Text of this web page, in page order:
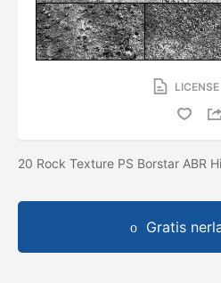
20 Rock Texture PS Borstar ABR
Gratis